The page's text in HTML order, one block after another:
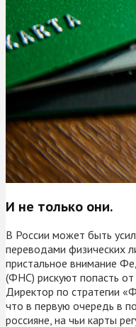
И не только они.
В России может быть
переводами физических
пристальное внимание
(ФНС) рискуют попасть
Директор по стратегии
что в первую очередь в
россияне, на чьи карты